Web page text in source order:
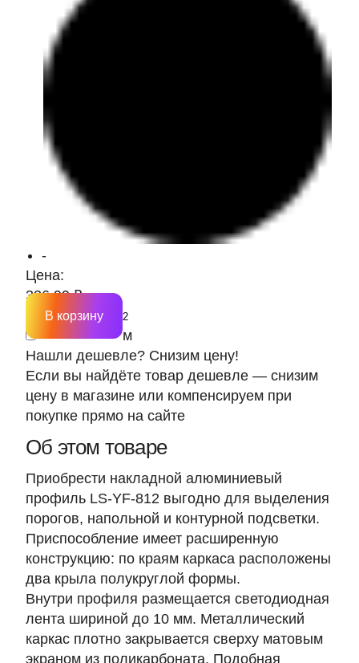
-
Цена:
336.99 ₽
м
В корзину
Нашли дешевле? Снизим цену!
Если вы найдёте товар дешевле — снизим
цену в магазине или компенсируем при
покупке прямо на сайте
Об этом товаре
Приобрести накладной алюминиевый
профиль LS-YF-812 выгодно для выделения
порогов, напольной и контурной подсветки.
Приспособление имеет расширенную
конструкцию: по краям каркаса расположены
два крыла полукруглой формы.
Внутри профиля размещается светодиодная
лента шириной до 10 мм. Металлический
каркас плотно закрывается сверху матовым
экраном из поликарбоната. Подобная